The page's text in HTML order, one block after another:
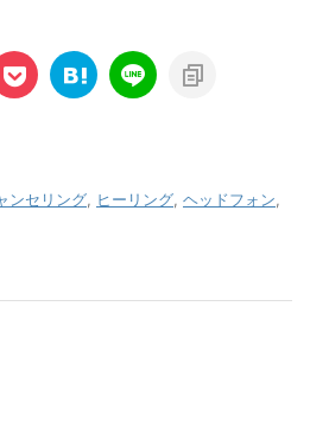
ンセリング ヒーリング ヘッドフォン